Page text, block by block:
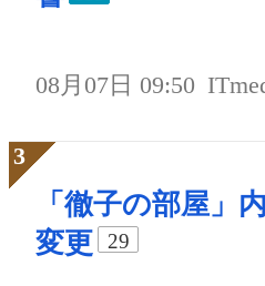
08月07日 09:50
「徹子の部屋」
変更
29